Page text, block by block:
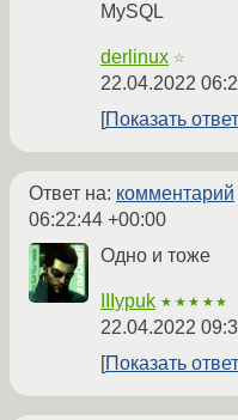
MySQL
derlinux ☆
22.04.2022
Показать ответ
Ответ на: комментарий
06:22:44 +00:00
Одно и тоже
IIIypuk ★★★★★
22.04.2022
Показать ответ